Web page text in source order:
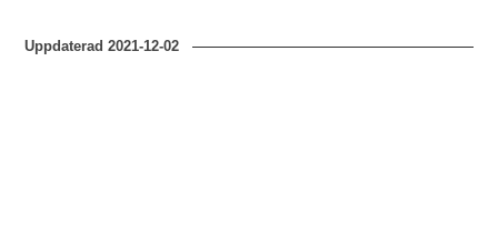
Uppdaterad2021-12-02